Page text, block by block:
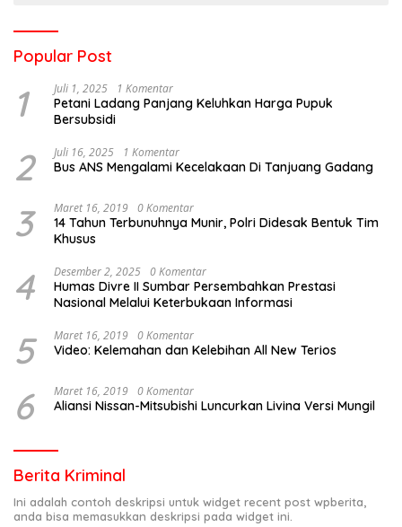
Popular Post
1 Juli 1, 2025 1 Komentar
Petani Ladang Panjang Keluhkan Harga Pupuk
Bersubsidi
2 Juli 16, 2025 1 Komentar
Bus ANS Mengalami Kecelakaan Di Tanjuang Gadang
3 Maret 16, 2019 0 Komentar
14 Tahun Terbunuhnya Munir, Polri Didesak Bentuk Tim
Khusus
4 Desember 2, 2025 0 Komentar
Humas Divre II Sumbar Persembahkan Prestasi
Nasional Melalui Keterbukaan Informasi
5 Maret 16, 2019 0 Komentar
Video: Kelemahan dan Kelebihan All New Terios
6 Maret 16, 2019 0 Komentar
Aliansi Nissan-Mitsubishi Luncurkan Livina Versi Mungil
Berita Kriminal
Ini adalah contoh deskripsi untuk widget recent post wpberita,
anda bisa memasukkan deskripsi pada widget ini.